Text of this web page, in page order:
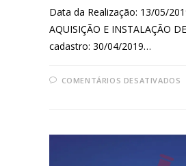
Data da Realização: 13/05/
AQUISIÇÃO E INSTALAÇÃO
cadastro: 30/04/2019…
COMENTÁRIOS DESATIVADOS